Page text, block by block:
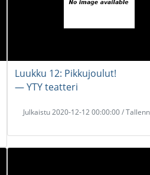
Luukku 12: Pikkujoulut!
― YTY teatteri
Julkaistu 2020-12-12 00:00:00 /